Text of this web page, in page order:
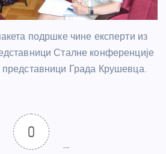
подршке чине експерти из
Сталне конференције
Града Крушевца.
0